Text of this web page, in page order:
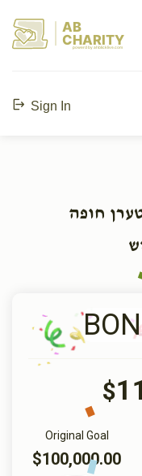
AB
CHARITY
powerd by ahblicklive.com
Sign In
חופה
$
Original Goal
$100,000.00